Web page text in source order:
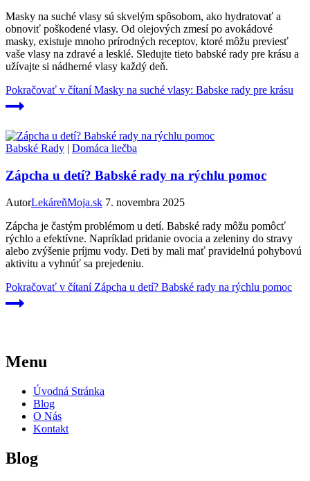
Masky na suché vlasy sú skvelým spôsobom, ako hydratovať a
obnoviť poškodené vlasy. Od olejových zmesí po avokádové
masky, existuje mnoho prírodných receptov, ktoré môžu previesť
vaše vlasy na zdravé a lesklé. Sledujte tieto babské rady pre krásu a
užívajte si nádherné vlasy každý deň.
Pokračovať v čítaníMasky na suché vlasy: Babske rady pre krásu
Babské Rady | Domáca liečba
Zápcha u detí? Babské rady na rýchlu pomoc
AutorLekáreňMoja.sk 7. novembra 2025
Zápcha je častým problémom u detí. Babské rady môžu pomôcť
rýchlo a efektívne. Napríklad pridanie ovocia a zeleniny do stravy
alebo zvýšenie príjmu vody. Deti by mali mať pravidelnú pohybovú
aktivitu a vyhnúť sa prejedeniu.
Pokračovať v čítaníZápcha u detí? Babské rady na rýchlu pomoc
Menu
Úvodná Stránka
Blog
O Nás
Kontakt
Blog